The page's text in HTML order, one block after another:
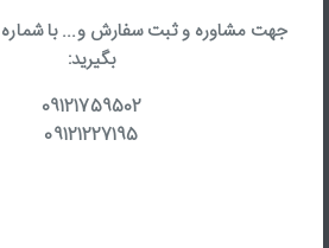
جهت مشاوره و ثبت سفارش و... با
بگیرید:
09121759502
09121227195